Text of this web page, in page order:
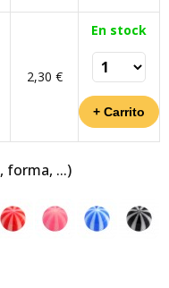
2,30 €
En stock
forma, ...)